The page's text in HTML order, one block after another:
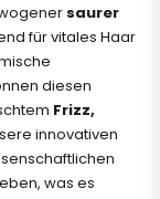
saurer
für vitales Haar
diesen
Frizz,
innovativen
was es